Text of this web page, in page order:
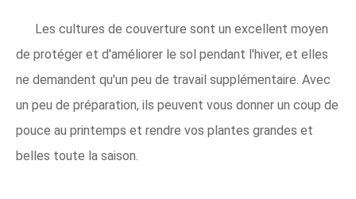
Les cultures de couverture sont un excellent moyen
de protéger et d'améliorer le sol pendant l'hiver, et elles
ne demandent qu'un peu de travail supplémentaire. Avec
un peu de préparation, ils peuvent vous donner un coup de
pouce au printemps et rendre vos plantes grandes et
belles toute la saison.